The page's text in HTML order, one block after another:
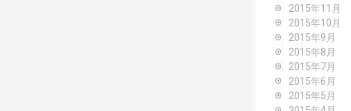
2015年11月
2015年10月
2015年9月
2015年8月
2015年7月
2015年6月
2015年5月